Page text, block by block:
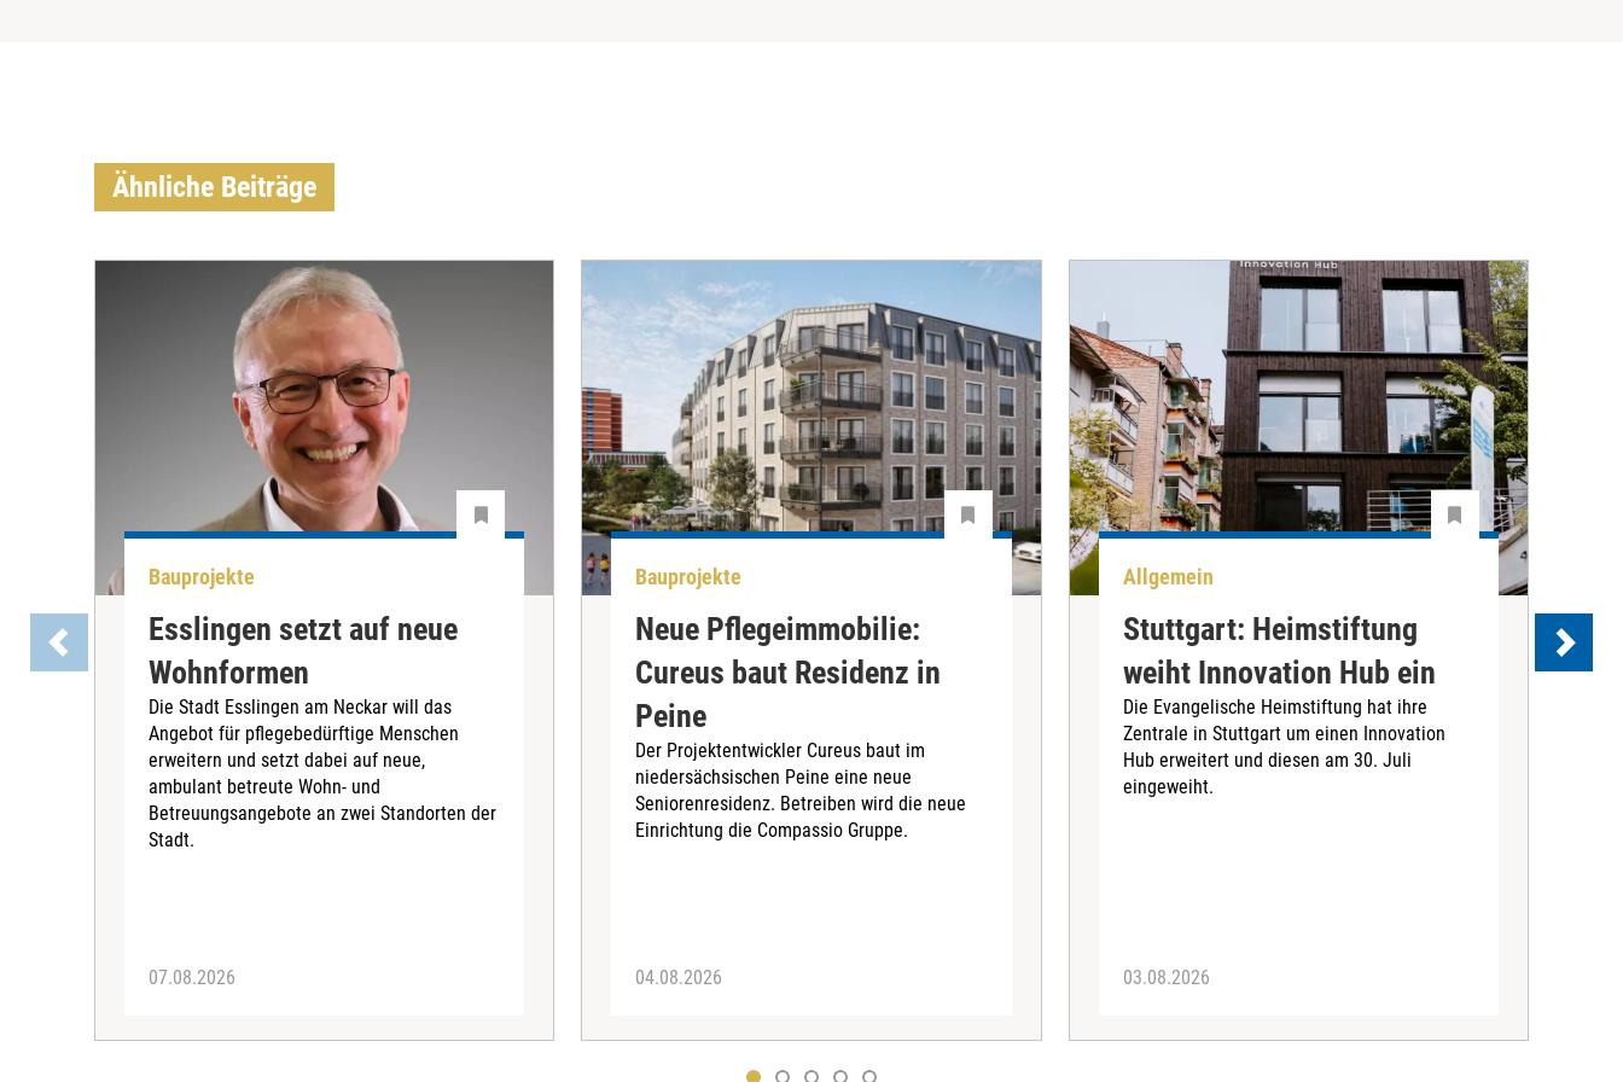
Ähnliche Beiträge
Bauprojekte
Esslingen setzt auf neue
Wohnformen
Die Stadt Esslingen am Neckar will das
Angebot für pflegebedürftige Menschen
erweitern und setzt dabei auf neue,
ambulant betreute Wohn- und
Betreuungsangebote an zwei Standorten der
Stadt.
07.08.2026
Bauprojekte
Neue Pflegeimmobilie:
Cureus baut Residenz in
Peine
Der Projektentwickler Cureus baut im
niedersächsischen Peine eine neue
Seniorenresidenz. Betreiben wird die neue
Einrichtung die Compassio Gruppe.
04.08.2026
Allgemein
Stuttgart: Heimstiftung
weiht Innovation Hub ein
Die Evangelische Heimstiftung hat ihre
Zentrale in Stuttgart um einen Innovation
Hub erweitert und diesen am 30. Juli
eingeweiht.
03.08.2026